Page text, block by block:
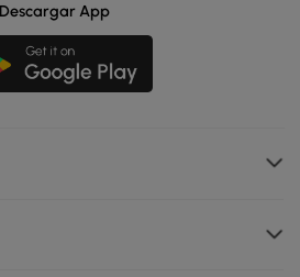
Descargar App